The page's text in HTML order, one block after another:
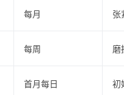
每月 张
每周 磨
首月每日 初